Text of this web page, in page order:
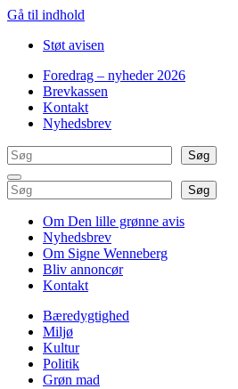
Gå til indhold
Støt avisen
Foredrag – nyheder 2026
Brevkassen
Kontakt
Nyhedsbrev
Søg
Søg
Søg Søg
Om Den lille grønne avis
Nyhedsbrev
Om Signe Wenneberg
Bliv annoncør
Kontakt
Bæredygtighed
Miljø
Kultur
Politik
Grøn mad